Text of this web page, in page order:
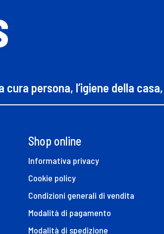
cura persona, l’igiene della
Shop online
Informativa privacy
Cookie policy
Condizioni generali di vendita
Modalità di pagamento
Modalità di spedizione